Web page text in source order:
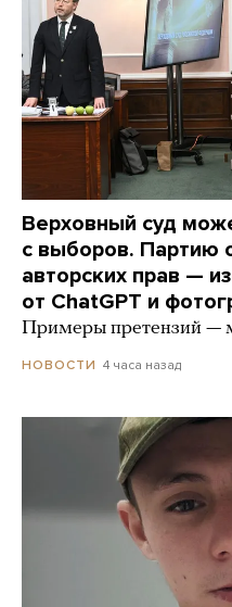
Верховный суд
с выборов. Партию
авторских прав —
от ChatGPT и
Примеры претензий —
НОВОСТИ 4 часа назад